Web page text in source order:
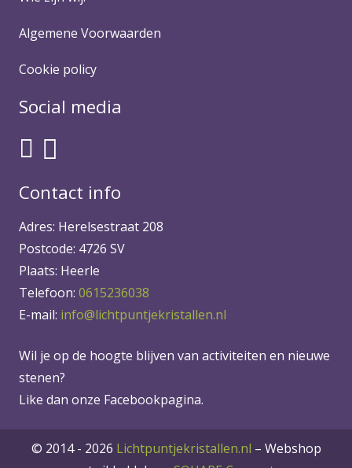
Algemene Voorwaarden
Cookie policy
Social media
Contact info
Adres: Herelsestraat 208
Postcode: 4726 SV
Plaats: Heerle
Telefoon: 0615236038
E-mail: info@lichtpuntjekristallen.nl
Wil je op de hoogte blijven van activiteiten en nieuwe
stenen?
Like dan onze Facebookpagina.
© 2014 - 2026 Lichtpuntjekristallen.nl – Webshop